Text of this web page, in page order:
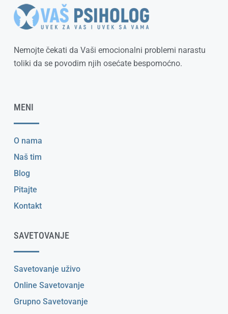
Nemojte čekati da Vaši emocionalni problemi narastu
toliki da se povodim njih osećate bespomoćno.
MENI
O nama
Naš tim
Blog
Pitajte
Kontakt
SAVETOVANJE
Savetovanje uživo
Online Savetovanje
Grupno Savetovanje